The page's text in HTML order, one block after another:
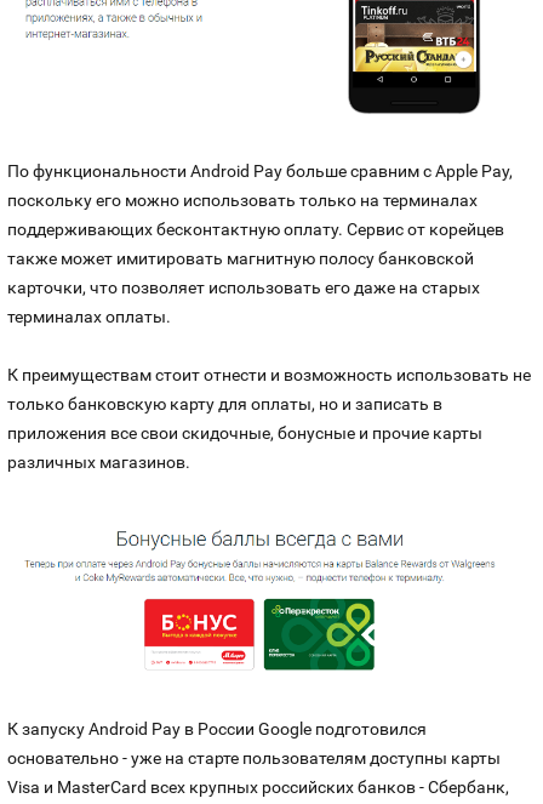
По функциональности Android Pay больше сравним с Apple Pay,
поскольку его можно использовать только на терминалах
поддерживающих бесконтактную оплату. Сервис от корейцев
также может имитировать магнитную полосу банковской
карточки, что позволяет использовать его даже на старых
терминалах оплаты.
К преимуществам стоит отнести и возможность использовать не
только банковскую карту для оплаты, но и записать в
приложения все свои скидочные, бонусные и прочие карты
различных магазинов.
К запуску Android Pay в России Google подготовился
основательно - уже на старте пользователям доступны карты
Visa и MasterCard всех крупных российских банков - Сбербанк,